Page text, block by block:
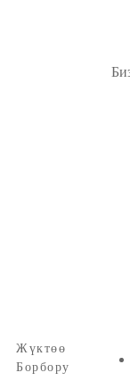
Жүктөө
Борбору